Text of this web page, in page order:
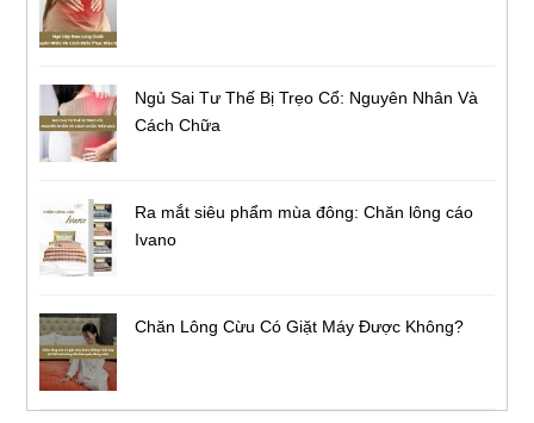
Ngủ Sai Tư Thế Bị Trẹo Cổ: Nguyên Nhân Và
Cách Chữa
Ra mắt siêu phẩm mùa đông: Chăn lông cáo
Ivano
Chăn Lông Cừu Có Giặt Máy Được Không?